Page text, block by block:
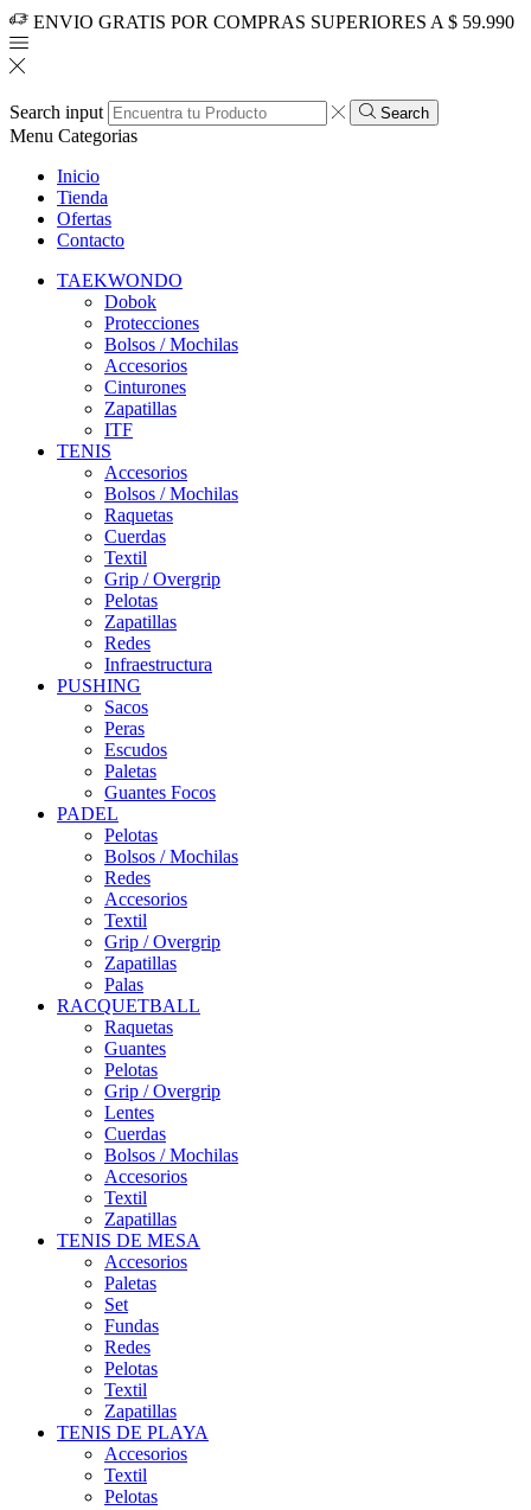
ENVIO GRATIS POR COMPRAS SUPERIORES A $ 59.990
Search input Search
Menu Categorias
Inicio
Tienda
Ofertas
Contacto
TAEKWONDO
Dobok
Protecciones
Bolsos / Mochilas
Accesorios
Cinturones
Zapatillas
ITF
TENIS
Accesorios
Bolsos / Mochilas
Raquetas
Cuerdas
Textil
Grip / Overgrip
Pelotas
Zapatillas
Redes
Infraestructura
PUSHING
Sacos
Peras
Escudos
Paletas
Guantes Focos
PADEL
Pelotas
Bolsos / Mochilas
Redes
Accesorios
Textil
Grip / Overgrip
Zapatillas
Palas
RACQUETBALL
Raquetas
Guantes
Pelotas
Grip / Overgrip
Lentes
Cuerdas
Bolsos / Mochilas
Accesorios
Textil
Zapatillas
TENIS DE MESA
Accesorios
Paletas
Set
Fundas
Redes
Pelotas
Textil
Zapatillas
TENIS DE PLAYA
Accesorios
Textil
Pelotas